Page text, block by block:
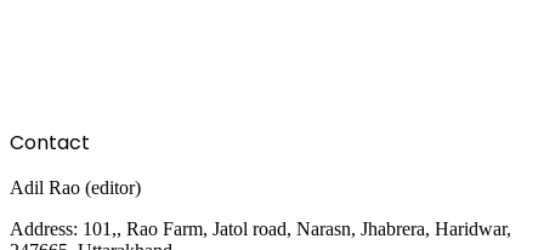
Contact
Adil Rao (editor)
Address: 101,, Rao Farm, Jatol road, Narasn, Jhabrera, Haridwar,